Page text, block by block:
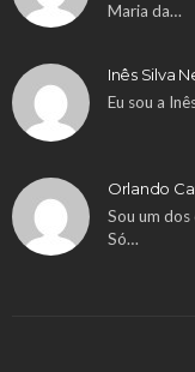
Maria da…
Inês Silva
Eu sou a
Orlando
Sou um
Só…